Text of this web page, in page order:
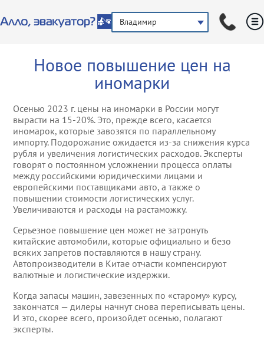
Владимир
Грузовой
Эвакуация
Эвакуация
ГАЗелей
Эвакуация
Эвакуация
Эвакуация
Другие услуги Аварийный
Помощь на
Техническая
Подвоз
Услуги трезвого
Новое повышение цен на
иномарки
Осенью 2023 г. цены на иномарки в России могут
вырасти на 15-20%. Это, прежде всего, касается
иномарок, которые завозятся по параллельному
импорту. Подорожание ожидается из-за снижения курса
рубля и увеличения логистических расходов. Эксперты
говорят о постоянном усложнении процесса оплаты
между российскими юридическими лицами и
европейскими поставщиками авто, а также о
повышении стоимости логистических услуг.
Увеличиваются и расходы на растаможку.
Серьезное повышение цен может не затронуть
китайские автомобили, которые официально и безо
всяких запретов поставляются в нашу страну.
Автопроизводители в Китае отчасти компенсируют
валютные и логистические издержки.
Когда запасы машин, завезенных по «старому» курсу,
закончатся — дилеры начнут снова переписывать цены.
И это, скорее всего, произойдет осенью, полагают
эксперты.